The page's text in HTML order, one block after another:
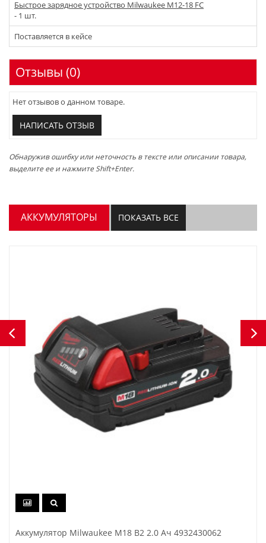
Быстрое зарядное устройство Milwaukee M12-18 FC
- 1 шт.
Поставляется в кейсе
Отзывы (0)
Нет отзывов о данном товаре.
НАПИСАТЬ ОТЗЫВ
Обнаружив ошибку или неточность в тексте или описании товара,
выделите ее и нажмите Shift+Enter.
АККУМУЛЯТОРЫ ПОКАЗАТЬ ВСЕ
Аккумулятор Milwaukee M18 B2 2.0 Ач 4932430062